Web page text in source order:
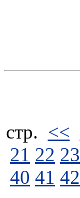
стp. <<
21 22 23
40 41 42